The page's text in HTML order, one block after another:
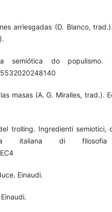
arriesgadas (D. Blanco,
semiótica do populismo.
masas (A. G. Miralles, trad.).
trolling. Ingredienti semiotici,
italiana di
Einaudi.